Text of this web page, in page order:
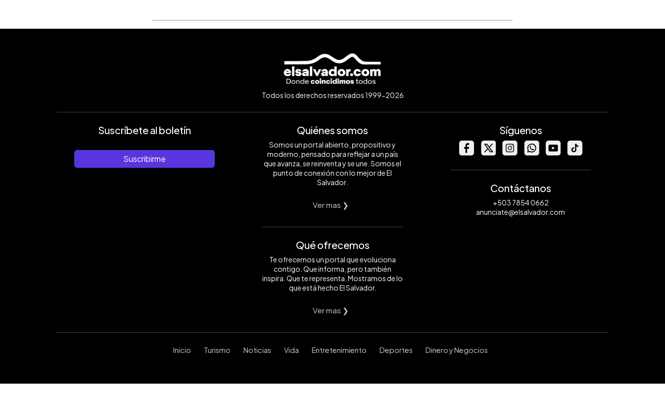
Todos los derechos reservados 1999-2026
Suscríbete al boletín
Suscribirme
Quiénes somos
Somos un portal abierto, propositivo y
moderno, pensado para reflejar a un país
que avanza, se reinventa y se une. Somos el
punto de conexión con lo mejor de El
Salvador.
Ver mas ❯
Qué ofrecemos
Te ofrecemos un portal que evoluciona
contigo. Que informa, pero también
inspira. Que te representa. Mostramos de lo
que está hecho El Salvador.
Ver mas ❯
Síguenos
Contáctanos
+503 7854 0662
anunciate@elsalvador.com
Inicio Turismo Noticias Vida Entretenimiento Deportes Dinero y Negocios